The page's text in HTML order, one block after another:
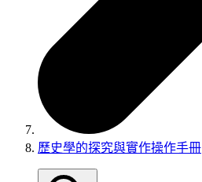
歷史學的探究與實作操作手冊